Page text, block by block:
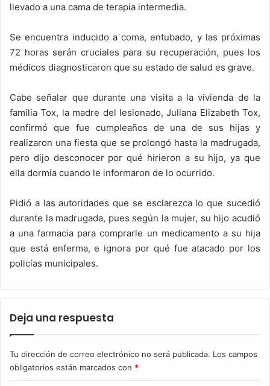
llevado a una cama de terapia intermedia.
Se encuentra inducido a coma, entubado, y las próximas
72 horas serán cruciales para su recuperación, pues los
médicos diagnosticaron que su estado de salud es grave.
Cabe señalar que durante una visita a la vivienda de la
familia Tox, la madre del lesionado, Juliana Elizabeth Tox,
confirmó que fue cumpleaños de una de sus hijas y
realizaron una fiesta que se prolongó hasta la madrugada,
pero dijo desconocer por qué hirieron a su hijo, ya que
ella dormía cuando le informaron de lo ocurrido.
Pidió a las autoridades que se esclarezca lo que sucedió
durante la madrugada, pues según la mujer, su hijo acudió
a una farmacia para comprarle un medicamento a su hija
que está enferma, e ignora por qué fue atacado por los
policías municipales.
Deja una respuesta
Tu dirección de correo electrónico no será publicada. Los campos
obligatorios están marcados con *